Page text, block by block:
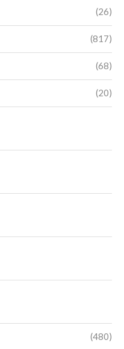
(26)
(817)
(68)
(20)
(480)